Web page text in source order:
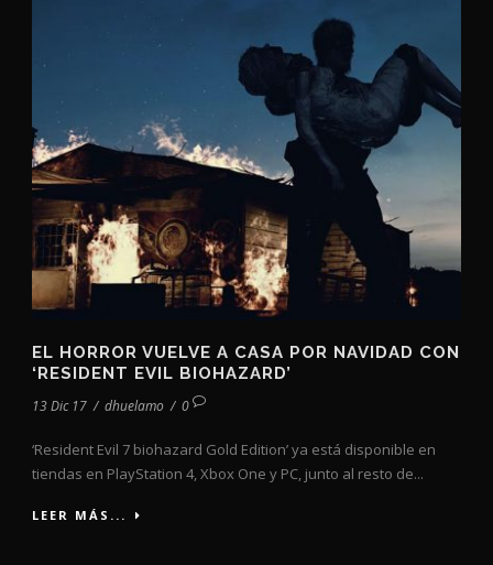
EL HORROR VUELVE A CASA POR NAVIDAD CON
‘RESIDENT EVIL BIOHAZARD’
13 Dic 17 / dhuelamo / 0
‘Resident Evil 7 biohazard Gold Edition’ ya está disponible en
tiendas en PlayStation 4, Xbox One y PC, junto al resto de...
LEER MÁS...